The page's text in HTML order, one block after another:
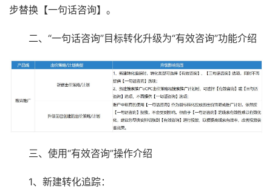
步替换【一句话咨询】。
二、“一句话咨询”目标转化升级为“有效咨询”功能介绍
三、使用“有效咨询”操作介绍
1、新建转化追踪：